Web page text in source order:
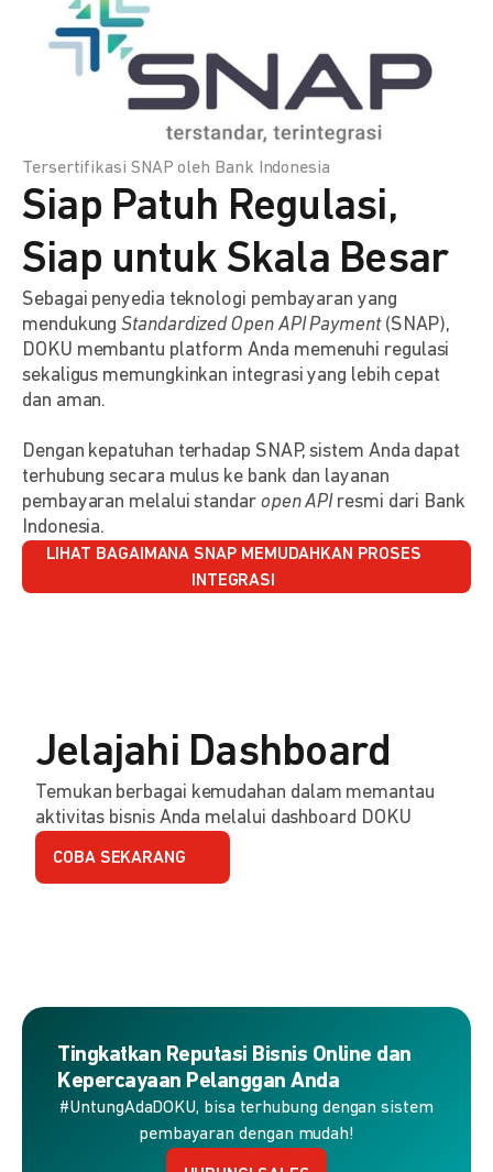
Tersertifikasi SNAP oleh Bank Indonesia
Siap Patuh Regulasi,
Siap untuk Skala Besar
Sebagai penyedia teknologi pembayaran yang
mendukungStandardized Open API Payment(SNAP),
DOKU membantu platform Anda memenuhi regulasi
sekaligus memungkinkan integrasi yang lebih cepat
dan aman.
Dengan kepatuhan terhadap SNAP, sistem Anda dapat
terhubung secara mulus ke bank dan layanan
pembayaran melalui standar open APIresmi dari Bank
Indonesia.
LIHAT BAGAIMANA SNAP MEMUDAHKAN PROSES
INTEGRASI
Jelajahi Dashboard
Temukan berbagai kemudahan dalam memantau
aktivitas bisnis Anda melalui dashboard DOKU
COBA SEKARANG
Tingkatkan Reputasi Bisnis Online dan
Kepercayaan Pelanggan Anda
#UntungAdaDOKU, bisa terhubung dengan sistem
pembayaran dengan mudah!